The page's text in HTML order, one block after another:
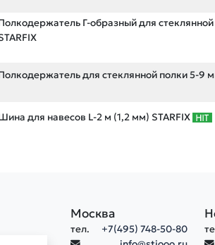
Г-образный для
для стеклянной полки 5-9
для навесов L-2 м (1,2 мм) STARFIX
Москва
тел.
+7(495) 748-50-80